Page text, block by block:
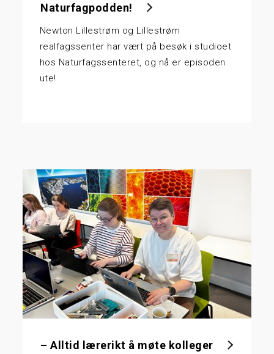
Naturfagpodden!
Newton Lillestrøm og Lillestrøm
realfagssenter har vært på besøk i studioet
hos Naturfagssenteret, og nå er episoden
ute!
– Alltid lærerikt å møte kolleger